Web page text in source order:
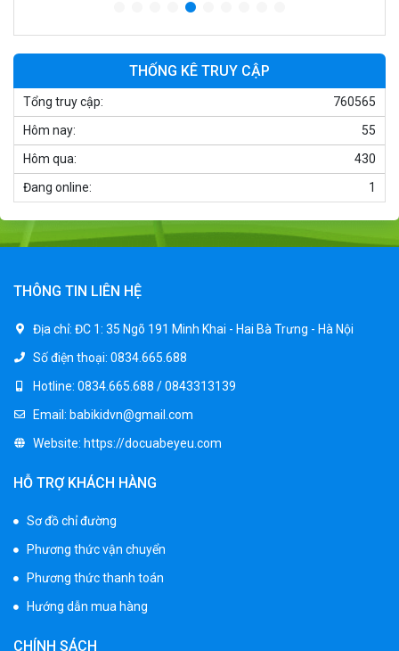
Xe ô tô điện trẻ em cảnh sát J2988
Xe ô tô điện trẻ em địa hình M666
Xe máy điện trẻ em BJQ-M03
1.650.000 ₫
Xe ô tô điện trẻ em BPD-702
1.950.000 ₫
Xe 3 bánh đạp trẻ em FE-188
520.000 ₫
350.000 ₫
550.000 ₫
THỐNG KÊ TRUY CẬP
760565
Tổng truy cập:
55
Hôm nay:
430
Hôm qua:
1
Đang online:
THÔNG TIN LIÊN HỆ
Địa chỉ: ĐC 1: 35 Ngõ 191 Minh Khai - Hai Bà Trưng - Hà Nội
Số điện thoại: 0834.665.688
Hotline: 0834.665.688 / 0843313139
Email: babikidvn@gmail.com
Website: https://docuabeyeu.com
HỖ TRỢ KHÁCH HÀNG
Sơ đồ chỉ đường
Phương thức vận chuyển
Phương thức thanh toán
Hướng dẫn mua hàng
CHÍNH SÁCH